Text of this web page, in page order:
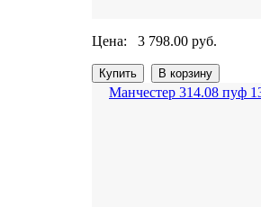
Цена: 3 798.00 руб.
Манчестер 314.08 пуф